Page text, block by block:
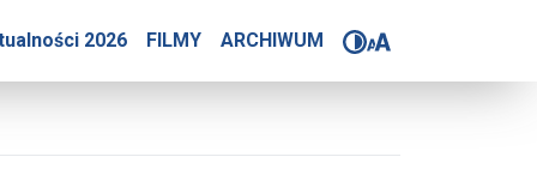
2026 FILMY ARCHIWUM